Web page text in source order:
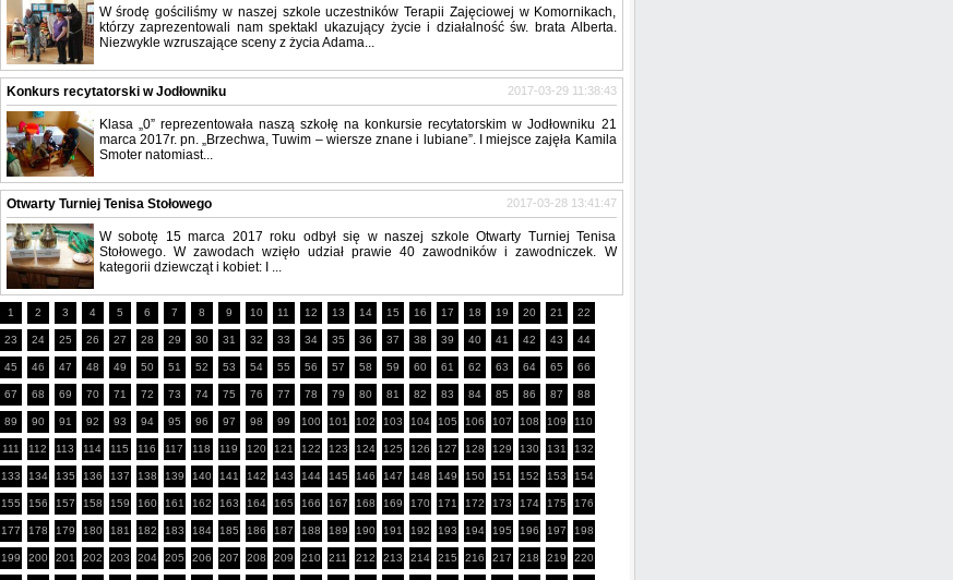
W środę gościliśmy w naszej szkole uczestników Terapii Zajęciowej w Komornikach,
którzy zaprezentowali nam spektakl ukazujący życie i działalność św. brata Alberta.
Niezwykle wzruszające sceny z życia Adama...
Konkurs recytatorski w Jodłowniku 2017-03-29 11:38:43
Klasa „0” reprezentowała naszą szkołę na konkursie recytatorskim w Jodłowniku 21
marca 2017r. pn. „Brzechwa, Tuwim – wiersze znane i lubiane”. I miejsce zajęła Kamila
Smoter natomiast...
Otwarty Turniej Tenisa Stołowego 2017-03-28 13:41:47
W sobotę 15 marca 2017 roku odbył się w naszej szkole Otwarty Turniej Tenisa
Stołowego. W zawodach wzięło udział prawie 40 zawodników i zawodniczek. W
kategorii dziewcząt i kobiet: I ...
1 2 3 4 5 6 7 8 9 10 11 12 13 14 15 16 17 18 19 20 21 22
23 24 25 26 27 28 29 30 31 32 33 34 35 36 37 38 39 40 41 42 43 44
45 46 47 48 49 50 51 52 53 54 55 56 57 58 59 60 61 62 63 64 65 66
67 68 69 70 71 72 73 74 75 76 77 78 79 80 81 82 83 84 85 86 87 88
89 90 91 92 93 94 95 96 97 98 99 100 101 102 103 104 105 106 107 108 109 110
111 112 113 114 115 116 117 118 119 120 121 122 123 124 125 126 127 128 129 130 131 132
133 134 135 136 137 138 139 140 141 142 143 144 145 146 147 148 149 150 151 152 153 154
155 156 157 158 159 160 161 162 163 164 165 166 167 168 169 170 171 172 173 174 175 176
177 178 179 180 181 182 183 184 185 186 187 188 189 190 191 192 193 194 195 196 197 198
199 200 201 202 203 204 205 206 207 208 209 210 211 212 213 214 215 216 217 218 219 220